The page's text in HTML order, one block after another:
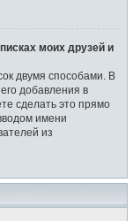
моих друзей и
двумя способами. В
добавления в
сделать это прямо
имени
из